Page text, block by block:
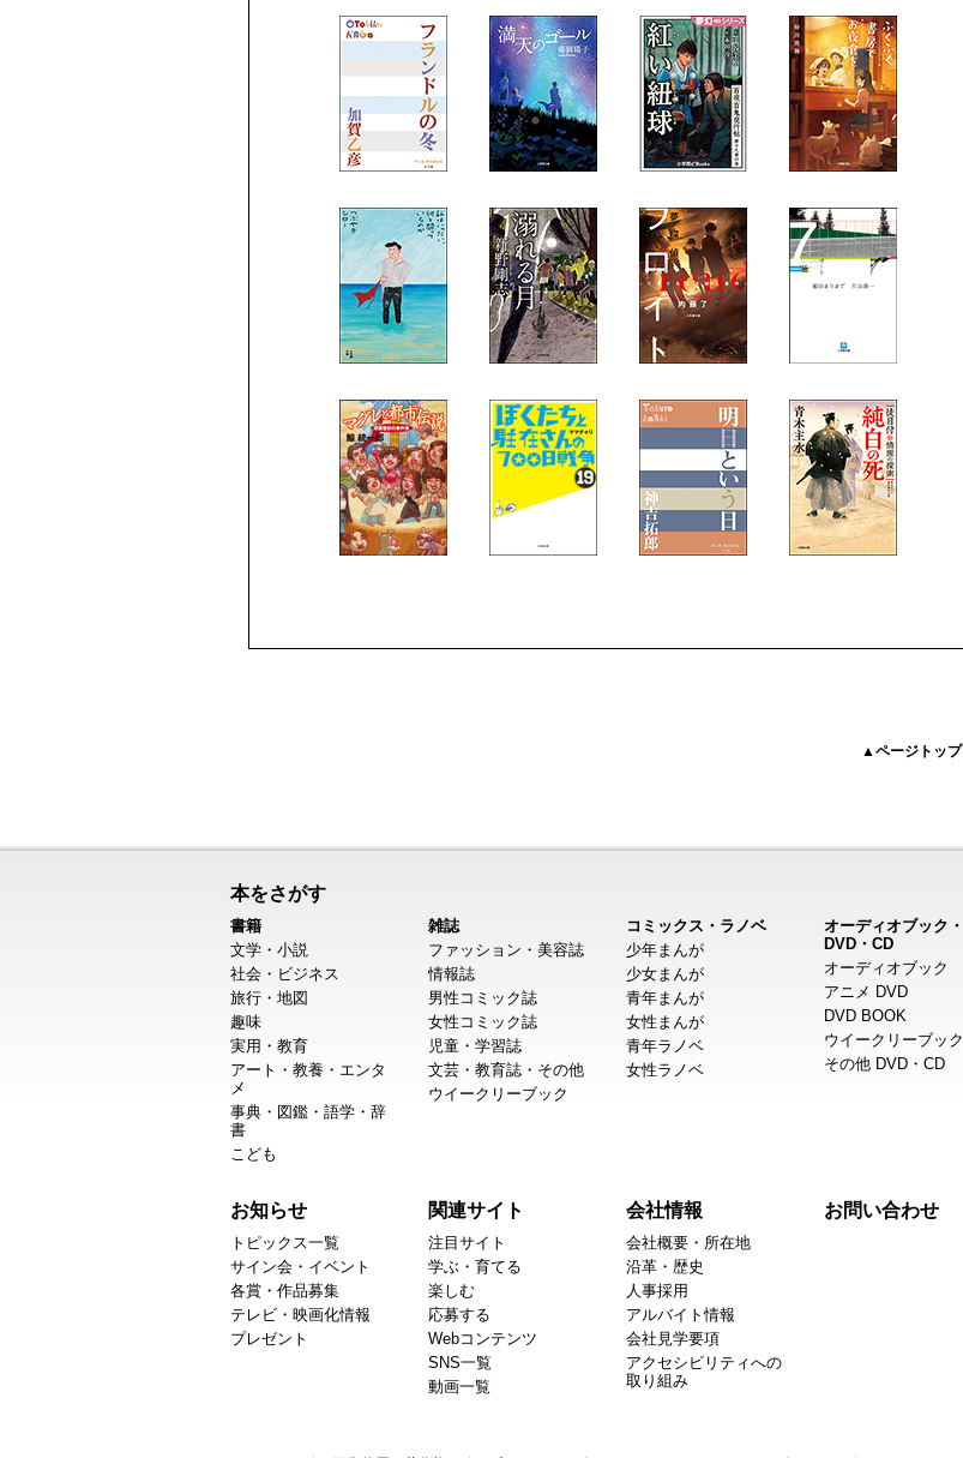
▲ページトップ
本をさがす
書籍
文学・小説
社会・ビジネス
旅行・地図
趣味
実用・教育
アート・教養・エンタ
メ
事典・図鑑・語学・辞
書
こども
雑誌
ファッション・美容誌
情報誌
男性コミック誌
女性コミック誌
児童・学習誌
文芸・教育誌・その他
ウイークリーブック
コミックス・ラノベ
少年まんが
少女まんが
青年まんが
女性まんが
青年ラノベ
女性ラノベ
オーディオブック・
DVD・CD
オーディオブック
アニメ DVD
DVD BOOK
ウイークリーブック
その他 DVD・CD
お知らせ
トピックス一覧
サイン会・イベント
各賞・作品募集
テレビ・映画化情報
プレゼント
関連サイト
注目サイト
学ぶ・育てる
楽しむ
応募する
Webコンテンツ
SNS一覧
動画一覧
会社情報
会社概要・所在地
沿革・歴史
人事採用
アルバイト情報
会社見学要項
アクセシビリティへの
取り組み
お問い合わせ